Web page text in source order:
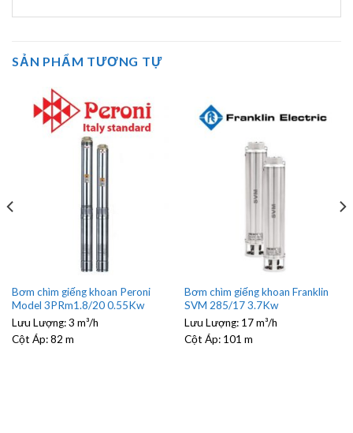
SẢN PHẨM TƯƠNG TỰ
Bơm chìm giếng khoan Peroni
Model 3PRm1.8/20 0.55Kw
Lưu Lượng:3 m³/h
Cột Áp:82 m
Bơm chìm giếng khoan Franklin
SVM 285/17 3.7Kw
Lưu Lượng: 17 m³/h
Cột Áp: 101 m